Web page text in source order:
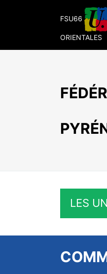
FSU66
ORIENTALES
LES